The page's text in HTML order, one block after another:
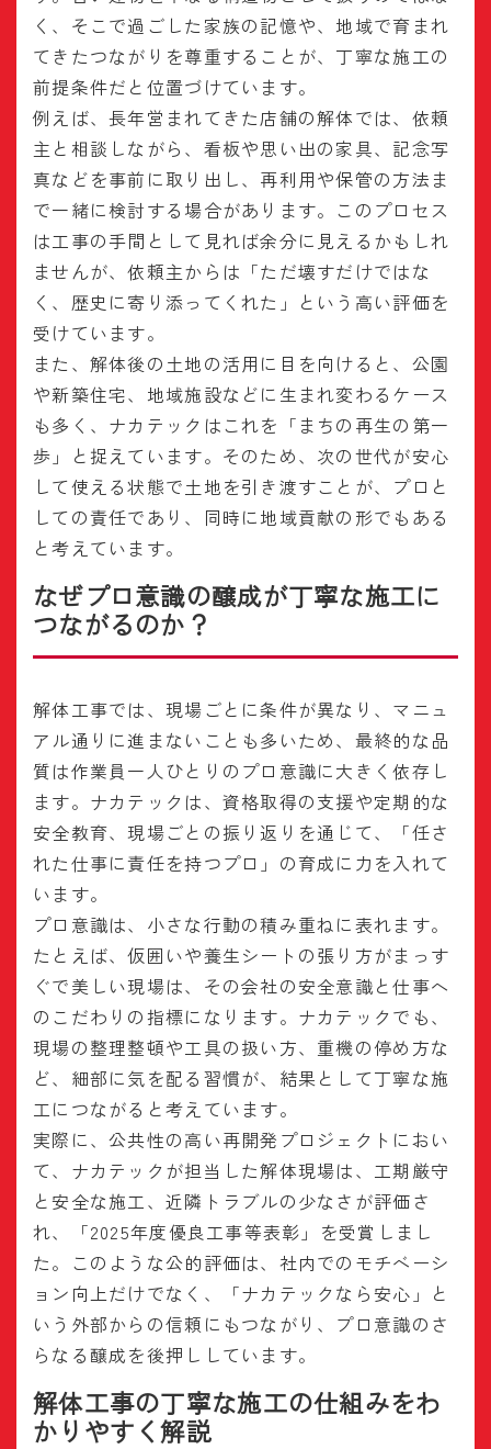
く、そこで過ごした家族の記憶や、地域で育まれ
てきたつながりを尊重することが、丁寧な施工の
前提条件だと位置づけています。
例えば、長年営まれてきた店舗の解体では、依頼
主と相談しながら、看板や思い出の家具、記念写
真などを事前に取り出し、再利用や保管の方法ま
で一緒に検討する場合があります。このプロセス
は工事の手間として見れば余分に見えるかもしれ
ませんが、依頼主からは「ただ壊すだけではな
く、歴史に寄り添ってくれた」という高い評価を
受けています。
また、解体後の土地の活用に目を向けると、公園
や新築住宅、地域施設などに生まれ変わるケース
も多く、ナカテックはこれを「まちの再生の第一
歩」と捉えています。そのため、次の世代が安心
して使える状態で土地を引き渡すことが、プロと
しての責任であり、同時に地域貢献の形でもある
と考えています。
なぜプロ意識の醸成が丁寧な施工に
つながるのか？
解体工事では、現場ごとに条件が異なり、マニュ
アル通りに進まないことも多いため、最終的な品
質は作業員一人ひとりのプロ意識に大きく依存し
ます。ナカテックは、資格取得の支援や定期的な
安全教育、現場ごとの振り返りを通じて、「任さ
れた仕事に責任を持つプロ」の育成に力を入れて
います。
プロ意識は、小さな行動の積み重ねに表れます。
たとえば、仮囲いや養生シートの張り方がまっす
ぐで美しい現場は、その会社の安全意識と仕事へ
のこだわりの指標になります。ナカテックでも、
現場の整理整頓や工具の扱い方、重機の停め方な
ど、細部に気を配る習慣が、結果として丁寧な施
工につながると考えています。
実際に、公共性の高い再開発プロジェクトにおい
て、ナカテックが担当した解体現場は、工期厳守
と安全な施工、近隣トラブルの少なさが評価さ
れ、「2025年度優良工事等表彰」を受賞しまし
た。このような公的評価は、社内でのモチベーシ
ョン向上だけでなく、「ナカテックなら安心」と
いう外部からの信頼にもつながり、プロ意識のさ
らなる醸成を後押ししています。
解体工事の丁寧な施工の仕組みをわ
かりやすく解説